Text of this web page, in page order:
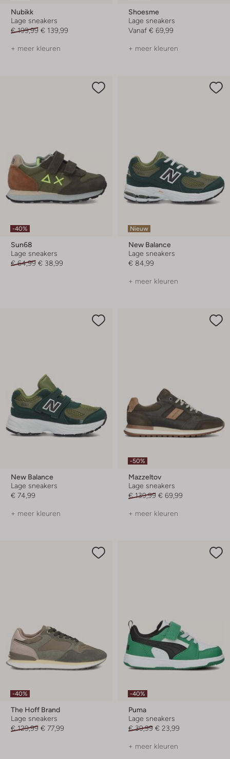
Nubikk
Lage sneakers
€ 199,99 € 139,99
+ meer kleuren
Shoesme
Lage sneakers
Vanaf € 69,99
+ meer kleuren
-40%
Sun68
Lage sneakers
€ 64,99 € 38,99
Nieuw
New Balance
Lage sneakers
€ 84,99
+ meer kleuren
New Balance
Lage sneakers
€ 74,99
+ meer kleuren
-50%
Mazzeltov
Lage sneakers
€ 139,99 € 69,99
+ meer kleuren
-40%
The Hoff Brand
Lage sneakers
€ 129,99 € 77,99
-40%
Puma
Lage sneakers
€ 39,99 € 23,99
+ meer kleuren